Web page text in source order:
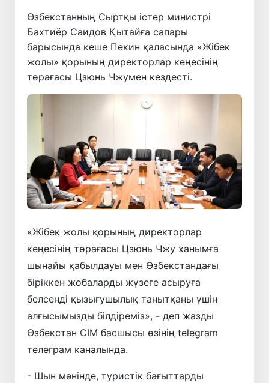
Өзбекстанның Сыртқы істер министрі
Бахтиёр Саидов Қытайға сапары
барысында кеше Пекин қаласында «Жібек
жолы» қорының директорлар кеңесінің
төрағасы Цзюнь Чжумен кездесті.
«Жібек жолы қорының директорлар
кеңесінің төрағасы Цзюнь Чжу ханымға
шынайы қабылдауы мен Өзбекстандағы
біріккен жобаларды жүзеге асыруға
белсенді қызығушылық танытқаны үшін
алғысымызды білдіреміз», - деп жазды
Өзбекстан СІМ басшысы өзінің telegram
телеграм каналында.
- Шын мәнінде, туристік бағыттарды